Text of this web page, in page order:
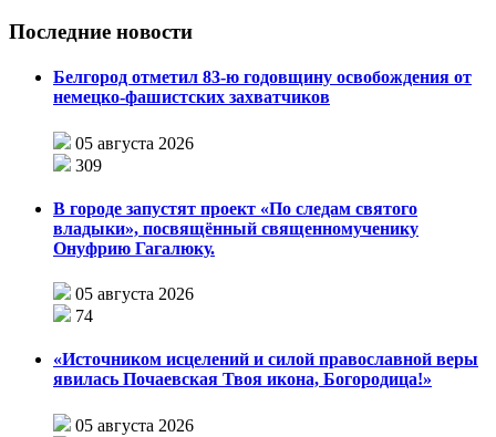
Последние новости
Белгород отметил 83-ю годовщину освобождения от
немецко-фашистских захватчиков
05 августа 2026
309
В городе запустят проект «По следам святого
владыки», посвящённый священномученику
Онуфрию Гагалюку.
05 августа 2026
74
«Источником исцелений и силой православной веры
явилась Почаевская Твоя икона, Богородица!»
05 августа 2026